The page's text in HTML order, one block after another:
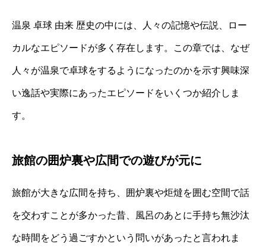
温泉 卓球 由来 歴史の中には、人々の記憶や伝説、ロー
カルなエピソードが多く存在します。この章では、なぜ
人々が温泉で卓球をするようになったのかを示す興味深
い逸話や実際にあったエピソードをいくつか紹介しま
す。
旅館の囲炉裏や広間での遊びが元に
旅館が大きな広間を持ち、囲炉裏や炬燵を囲む空間で話
を交わすことが多かった昔、風呂のあとに手持ち無沙汰
な時間をどう過ごすかという問いがあったと言われま